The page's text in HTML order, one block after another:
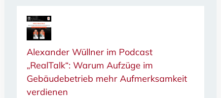
Alexander Wüllner im Podcast
„RealTalk“: Warum Aufzüge im
Gebäudebetrieb mehr Aufmerksamkeit
verdienen